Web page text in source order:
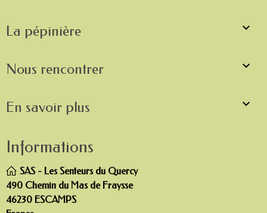
La pépinière 
Nous rencontrer 
En savoir plus 
Informations
SAS - Les Senteurs du Quercy
490 Chemin du Mas de Fraysse
46230 ESCAMPS